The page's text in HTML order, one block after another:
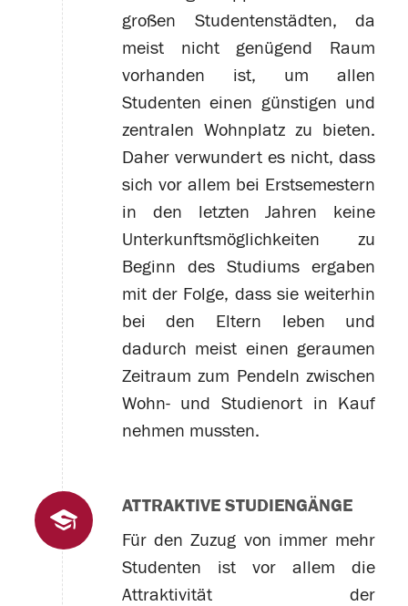
großen Studentenstädten, da
meist nicht genügend Raum
vorhanden ist, um allen
Studenten einen günstigen und
zentralen Wohnplatz zu bieten.
Daher verwundert es nicht, dass
sich vor allem bei Erstsemestern
in den letzten Jahren keine
Unterkunftsmöglichkeiten zu
Beginn des Studiums ergaben
mit der Folge, dass sie weiterhin
bei den Eltern leben und
dadurch meist einen geraumen
Zeitraum zum Pendeln zwischen
Wohn- und Studienort in Kauf
nehmen mussten.
ATTRAKTIVE STUDIENGÄNGE
Für den Zuzug von immer mehr
Studenten ist vor allem die
Attraktivität der